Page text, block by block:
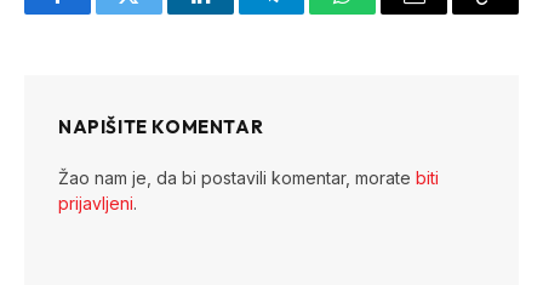
FacebookTwitter LinkedInTelegramWhatsAppEmail
Copy
NAPIŠITE KOMENTAR
Žao nam je, da bi postavili komentar, morate biti
prijavljeni.